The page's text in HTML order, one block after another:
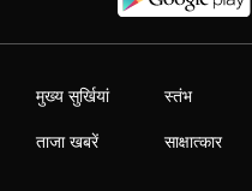
मुख्य सुर्खियां
ताजा खबरें
स्तंभ
साक्षात्कार